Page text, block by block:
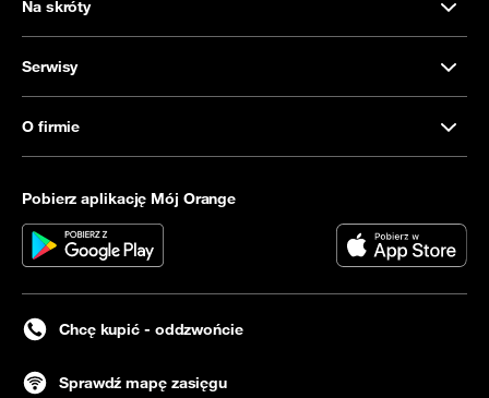
Na skróty
Serwisy
O firmie
Pobierz aplikację Mój Orange
Chcę kupić - oddzwońcie
Sprawdź mapę zasięgu